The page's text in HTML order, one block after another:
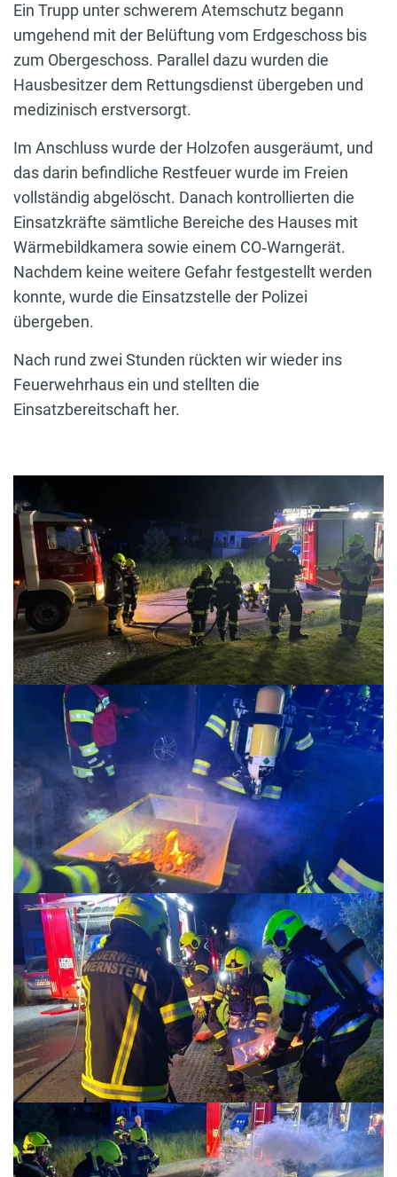
Ein Trupp unter schwerem Atemschutz begann
umgehend mit der Belüftung vom Erdgeschoss bis
zum Obergeschoss. Parallel dazu wurden die
Hausbesitzer dem Rettungsdienst übergeben und
medizinisch erstversorgt.
Im Anschluss wurde der Holzofen ausgeräumt, und
das darin befindliche Restfeuer wurde im Freien
vollständig abgelöscht. Danach kontrollierten die
Einsatzkräfte sämtliche Bereiche des Hauses mit
Wärmebildkamera sowie einem CO‑Warngerät.
Nachdem keine weitere Gefahr festgestellt werden
konnte, wurde die Einsatzstelle der Polizei
übergeben.
Nach rund zwei Stunden rückten wir wieder ins
Feuerwehrhaus ein und stellten die
Einsatzbereitschaft her.